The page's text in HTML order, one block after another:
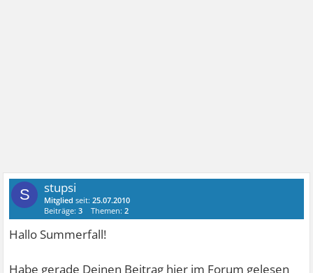
S stupsi
Mitglied seit:25.07.2010
Beiträge:3 Themen:2
Hallo Summerfall!
Habe gerade Deinen Beitrag hier im Forum gelesen